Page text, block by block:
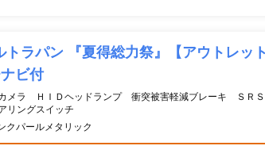
トラパン 『夏得総力祭』【アウトレ
ビ付
メラ ＨＩＤヘッドランプ 衝突被害軽減ブレーキ ＳＲ
リングスイッチ
クパールメタリック